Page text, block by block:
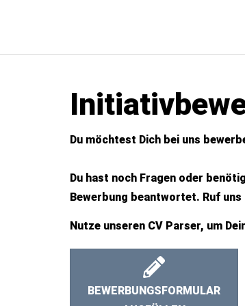
Du möchtest Dich bei uns
Du hast noch Fragen oder
Bewerbung beantwortet. Ruf uns
Nutze unseren CV Parser, um
BEWERBUNGSFORMULAR